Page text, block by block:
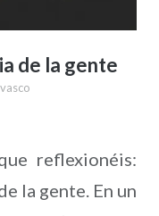
de la gente
reflexionéis:
la gente. En un